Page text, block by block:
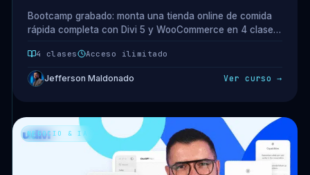
Bootcamp grabado: monta una tienda online de comida
rápida completa con Divi 5 y WooCommerce en 4 clases
4 clases Acceso ilimitado
Jefferson Maldonado Ver curso →
NEGOCIO & IA